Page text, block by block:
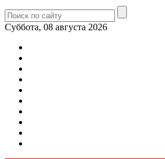
Суббота, 08 августа 2026